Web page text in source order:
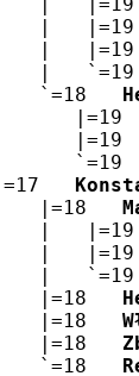
`=18
Maria
|=18
hr.
|=18
|=18
|=18
`=18